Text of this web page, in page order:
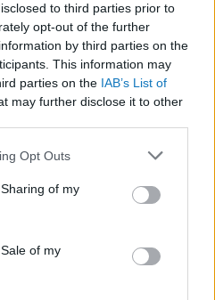
to third parties prior to
opt-out of the further
by third parties on the
This information may
parties on the IAB’s List of
may further disclose it to other
app uses one or more Google
behaviour. You may click to
and its third-party tags to
purposes in below Google
Opt Outs
of my
of my
egy gyilkos
–